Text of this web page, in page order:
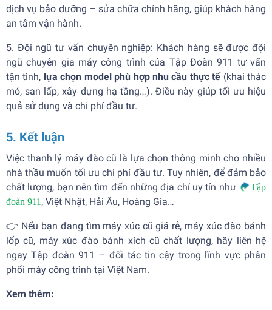
dịch vụ bảo dưỡng – sửa chữa chính hãng, giúp khách hàng
an tâm vận hành.
5. Đội ngũ tư vấn chuyên nghiệp: Khách hàng sẽ được đội
ngũ chuyên gia máy công trình của Tập Đoàn 911 tư vấn
tận tình, lựa chọn model phù hợp nhu cầu thực tế(khai thác
mỏ, san lấp, xây dựng hạ tầng…). Điều này giúp tối ưu hiệu
quả sử dụng và chi phí đầu tư.
5. Kết luận
Việc thanh lý máy đào cũ là lựa chọn thông minh cho nhiều
nhà thầu muốn tối ưu chi phí đầu tư. Tuy nhiên, để đảm bảo
chất lượng, bạn nên tìm đến những địa chỉ uy tín như
Tập
đoàn 911 , Việt Nhật, Hải Âu, Hoàng Gia…
👉 Nếu bạn đang tìm máy xúc cũ giá rẻ, máy xúc đào bánh
lốp cũ, máy xúc đào bánh xích cũ chất lượng, hãy liên hệ
ngay Tập đoàn 911 – đối tác tin cậy trong lĩnh vực phân
phối máy công trình tại Việt Nam.
Xem thêm: